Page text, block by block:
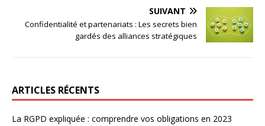
SUIVANT
Confidentialité et partenariats : Les secrets bien
gardés des alliances stratégiques
ARTICLES RÉCENTS
La RGPD expliquée : comprendre vos obligations en 2023